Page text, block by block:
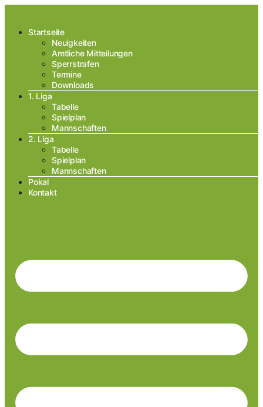
Startseite
Neuigkeiten
Amtliche Mitteilungen
Sperrstrafen
Termine
Downloads
1. Liga
Tabelle
Spielplan
Mannschaften
2. Liga
Tabelle
Spielplan
Mannschaften
Pokal
Kontakt